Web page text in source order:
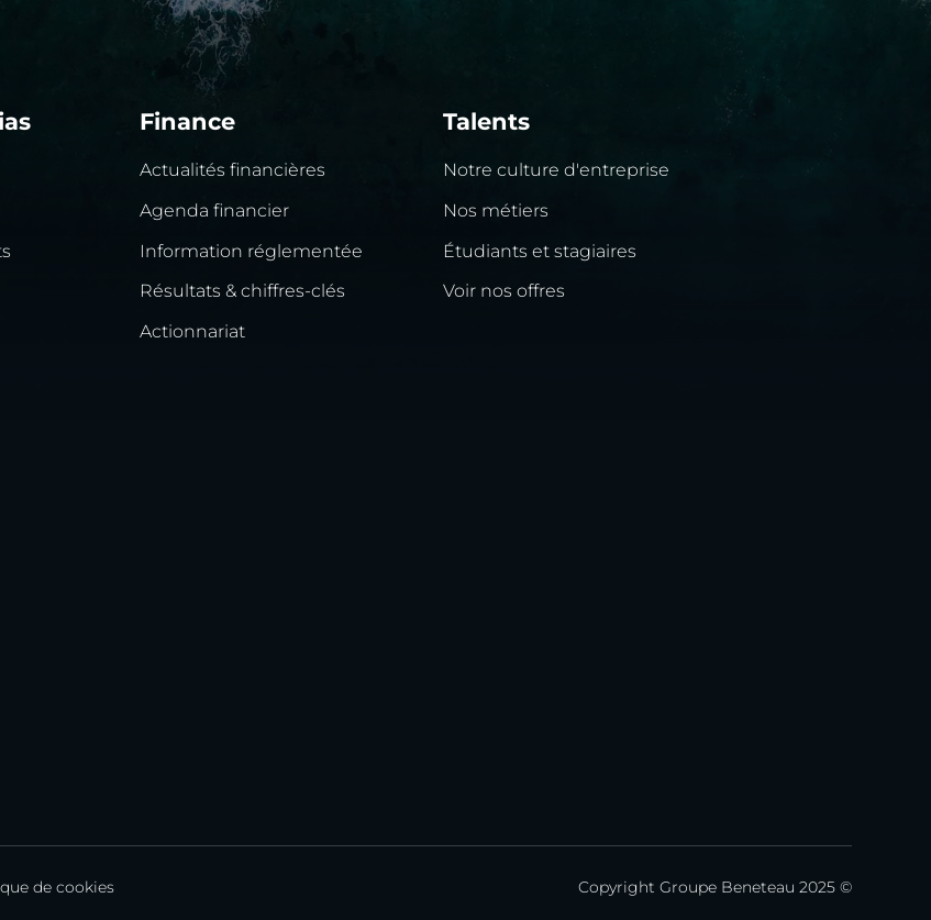
Finance
Actualités financières
Agenda financier
Information réglementée
Résultats & chiffres-clés
Actionnariat
Talents
Notre culture d'entreprise
Nos métiers
Étudiants et stagiaires
Voir nos offres
de cookies Copyright Groupe Beneteau 2025 ©